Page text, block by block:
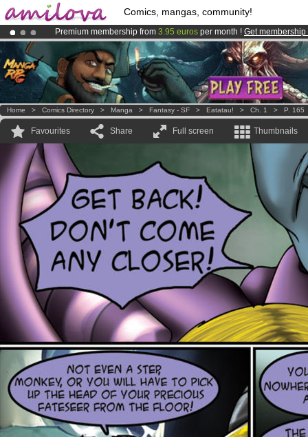
Comics, mangas, community!
Premium membership from 3.95 euros per month ! Get membership
Already 100000membersand 1000comics & mangas!.
AmilovaKickstarter is now LIVE!.
Home > Comics Directory > Manga > Fantasy - SF > Eatatau! > Ch. 1 > P. 165
Favourites Share Full screen Thumbnails